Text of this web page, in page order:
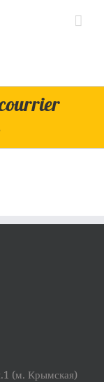
(м. Крымская)